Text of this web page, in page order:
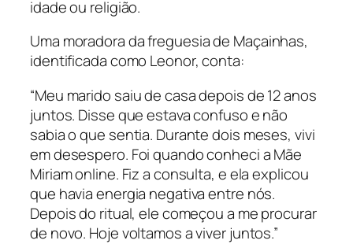
idade ou religião.
Uma moradora da freguesia de Maçainhas,
identificada como Leonor, conta:
“Meu marido saiu de casa depois de 12 anos
juntos. Disse que estava confuso e não
sabia o que sentia. Durante dois meses, vivi
em desespero. Foi quando conheci a Mãe
Miriam online. Fiz a consulta, e ela explicou
que havia energia negativa entre nós.
Depois do ritual, ele começou a me procurar
de novo. Hoje voltamos a viver juntos.”